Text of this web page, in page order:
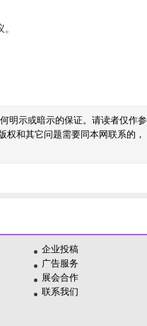
明示或暗示的保证。请读者仅作参
和其它问题需要同本网联系的，
企业投稿
广告服务
展会合作
联系我们